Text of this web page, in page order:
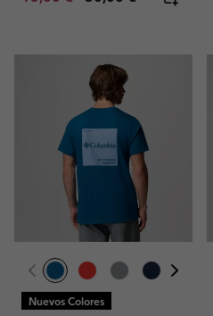
Nuevos Colores